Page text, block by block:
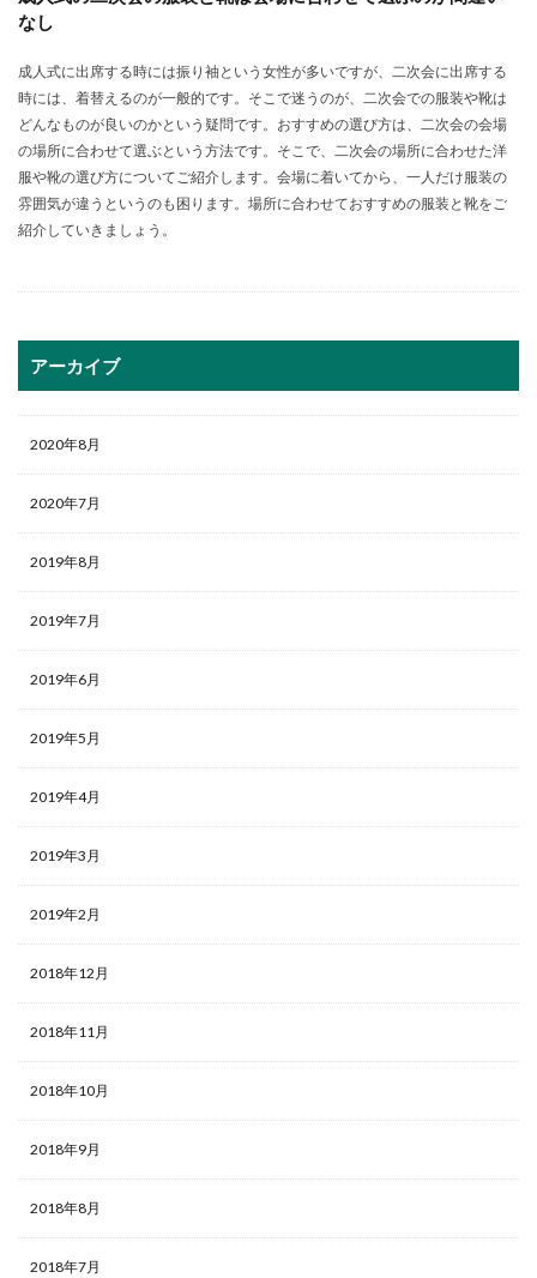
なし
成人式に出席する時には振り袖という女性が多いですが、二次会に出席する
時には、着替えるのが一般的です。そこで迷うのが、二次会での服装や靴は
どんなものが良いのかという疑問です。おすすめの選び方は、二次会の会場
の場所に合わせて選ぶという方法です。そこで、二次会の場所に合わせた洋
服や靴の選び方についてご紹介します。会場に着いてから、一人だけ服装の
雰囲気が違うというのも困ります。場所に合わせておすすめの服装と靴をご
紹介していきましょう。
アーカイブ
2020年8月
2020年7月
2019年8月
2019年7月
2019年6月
2019年5月
2019年4月
2019年3月
2019年2月
2018年12月
2018年11月
2018年10月
2018年9月
2018年8月
2018年7月